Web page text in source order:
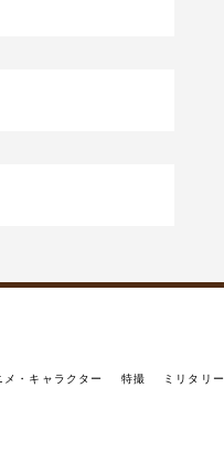
メ・キャラクター 特撮 ミリタリー